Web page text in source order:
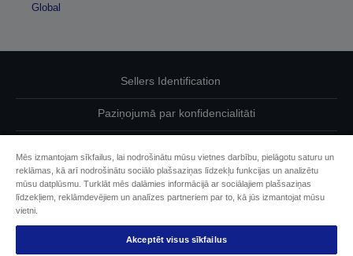
Global
Sellers Identification
Paziņojumā par konfidencialitāti
Sazinieties ar mums par saviem datiem
Epson apņemšanās pieejamības nodrošināšanā
Mēs izmantojam sīkfailus, lai nodrošinātu mūsu vietnes darbību, pielāgotu saturu un
reklāmas, kā arī nodrošinātu sociālo plašsaziņas līdzekļu funkcijas un analizētu
mūsu datplūsmu. Turklāt mēs dalāmies informācijā ar sociālajiem plašsaziņas
līdzekļiem, reklāmdevējiem un analīzes partneriem par to, kā jūs izmantojat mūsu
vietni.
Akceptēt visus sīkfailus